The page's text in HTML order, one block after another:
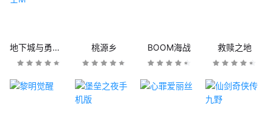
地下城与勇士M 桃源乡 BOOM海战 救赎之地